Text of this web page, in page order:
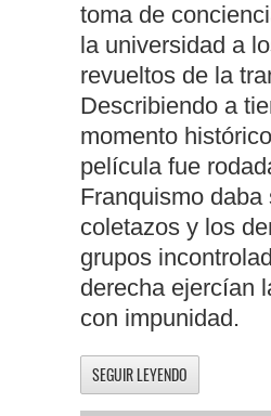
toma de
la universidad a
revueltos de la
Describiendo a
momento
película fue
Franquismo daba
coletazos y los
grupos
derecha ejercían
con impunidad.
SEGUIR LEYENDO